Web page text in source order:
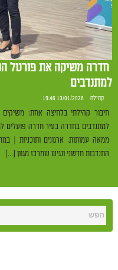
חדרה משיקה את פורטל
למתנדבים
קהילה 13/01/2026 19:46
חיבור קהילתי בלחיצה אחת: משיקים
למתנדבים בחדרה בעיר חדרה
ממאה עמותות, ארגונים ותוכניות |
התנדבות חדשני ונגיש שמרכז מגוון […]